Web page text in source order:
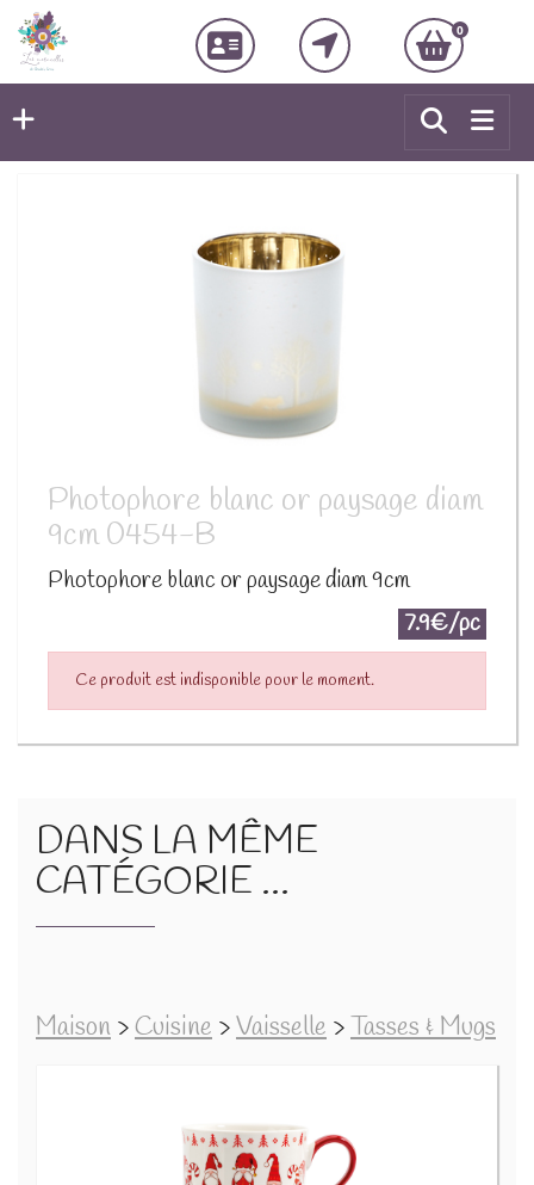
0
Photophore blanc or paysage diam
9cm 0454-B
Photophore blanc or paysage diam 9cm
7.9€/pc
Ce produit est indisponible pour le moment.
DANS LA MÊME
CATÉGORIE ...
Maison >Cuisine >Vaisselle >Tasses & Mugs